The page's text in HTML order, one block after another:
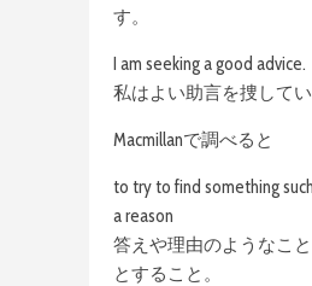
す。
I am seeking a good advice.
私はよい助言を捜してい
Macmillanで調べると
to try to find something
a reason
答えや理由のようなこ
とすること。